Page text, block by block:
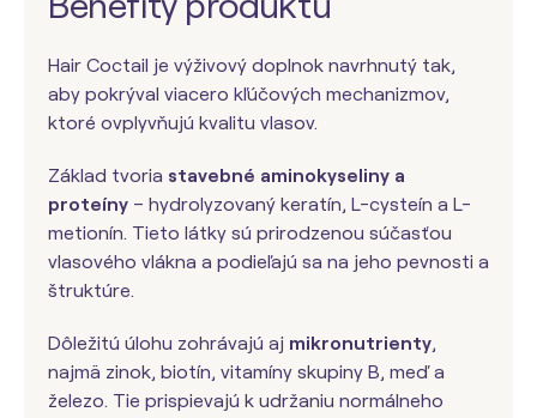
Hair Coctail je výživový doplnok navrhnutý tak,
aby pokrýval viacero kľúčových mechanizmov,
ktoré ovplyvňujú kvalitu vlasov.
Základ tvoria stavebné aminokyseliny a
proteíny – hydrolyzovaný keratín, L-cysteín a L-
metionín. Tieto látky sú prirodzenou súčasťou
vlasového vlákna a podieľajú sa na jeho pevnosti a
štruktúre.
Dôležitú úlohu zohrávajú aj mikronutrienty,
najmä zinok, biotín, vitamíny skupiny B, meď a
železo. Tie prispievajú k udržaniu normálneho